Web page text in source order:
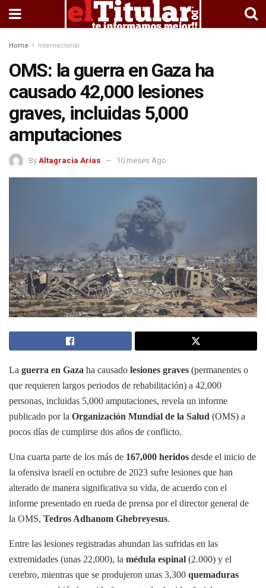
Home Internacional
OMS: la guerra en Gaza ha
causado 42,000 lesiones
graves, incluidas 5,000
amputaciones
By Altagracia Arias 10 meses Ago
La guerra en Gaza ha causado lesiones graves (permanentes o
que requieren largos periodos de rehabilitación) a 42,000
personas, incluidas 5,000 amputaciones, revela un informe
publicado por la Organización Mundial de la Salud (OMS) a
pocos días de cumplirse dos años de conflicto.
Una cuarta parte de los más de 167,000 heridos desde el inicio de
la ofensiva israelí en octubre de 2023 sufre lesiones que han
alterado de manera significativa su vida, de acuerdo con el
informe presentado en rueda de prensa por el director general de
la OMS, Tedros Adhanom Ghebreyesus.
Entre las lesiones registradas abundan las sufridas en las
extremidades (unas 22,000), la médula espinal (2.000) y el
cerebro, mientras que se produjeron unas 3,300 quemaduras